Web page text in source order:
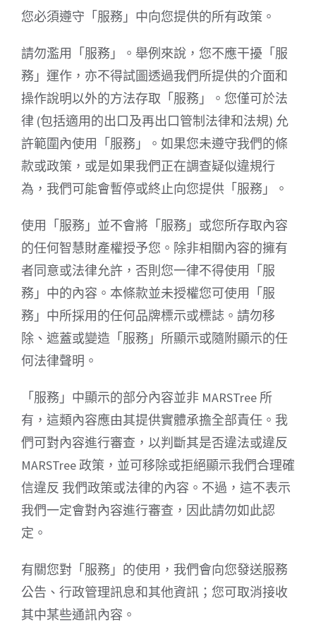
您必須遵守「服務」中向您提供的所有政策。
請勿濫用「服務」。舉例來說，您不應干擾「服
務」運作，亦不得試圖透過我們所提供的介面和
操作說明以外的方法存取「服務」。您僅可於法
律 (包括適用的出口及再出口管制法律和法規) 允
許範圍內使用「服務」。如果您未遵守我們的條
款或政策，或是如果我們正在調查疑似違規行
為，我們可能會暫停或終止向您提供「服務」。
使用「服務」並不會將「服務」或您所存取內容
的任何智慧財產權授予您。除非相關內容的擁有
者同意或法律允許，否則您一律不得使用「服
務」中的內容。本條款並未授權您可使用「服
務」中所採用的任何品牌標示或標誌。請勿移
除、遮蓋或變造「服務」所顯示或隨附顯示的任
何法律聲明。
「服務」中顯示的部分內容並非 MARSTree 所
有，這類內容應由其提供實體承擔全部責任。我
們可對內容進行審查，以判斷其是否違法或違反
MARSTree 政策，並可移除或拒絕顯示我們合理確
信違反 我們政策或法律的內容。不過，這不表示
我們一定會對內容進行審查，因此請勿如此認
定。
有關您對「服務」的使用，我們會向您發送服務
公告、行政管理訊息和其他資訊；您可取消接收
其中某些通訊內容。